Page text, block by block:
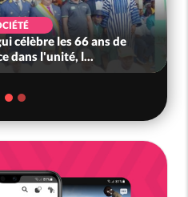
célèbre les 66 ans de
dans l'unité, l...